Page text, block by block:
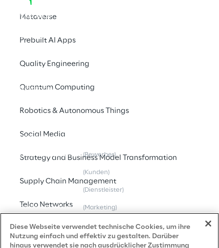
Metaverse
Prebuilt AI Apps
Quality Engineering
Quantum Computing
Robotics & Autonomous Things
Social Media
Strategy and Business Model Transformation
Supply Chain Management
Telco Networks
3D & Mixed Reality
We are
Company Profile
Newsroom
Datenschutz- und Cookie Richtlinie
Datenschutzhinweis(Bewerber)
(Kunden)
(Dienstleister)
Datenschutzhinweis (Marketing)
Grundsatzerklärung - LKSG(Deutschland)
Accessibility Statement
Diese Webseite verwendet technische Cookies, um ihre
Nutzung einfach und effektiv zu gestalten. Darüber
hinaus verwendet sie nach ausdrücklicher Zustimmung